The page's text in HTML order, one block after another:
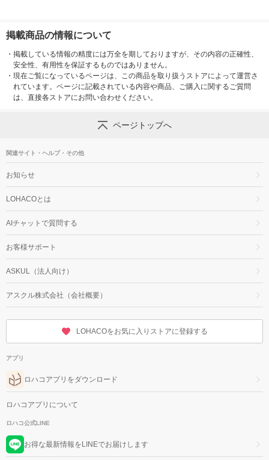
掲載商品の情報について
・ 掲載している情報の精度には万全を期しておりますが、その内容の正確性、
安全性、有用性を保証するものではありません。
・ 現在ご覧になっているページは、この商品を取り扱うストアによって運営さ
れています。ページに記載されている内容や商品、ご購入に関するご質問
は、直接各ストアにお問い合わせください。
ページトップへ
関連サイト・ヘルプ・その他
お知らせ
LOHACOとは
AIチャットで質問する
お客様サポート
ASKUL（法人向け）
アスクル株式会社（会社概要）
LOHACOをお気に入りストアに登録する
アプリ
ロハコアプリをダウンロード
ロハコアプリについて
ロハコ公式LINE
お得な最新情報をLINEでお届けします